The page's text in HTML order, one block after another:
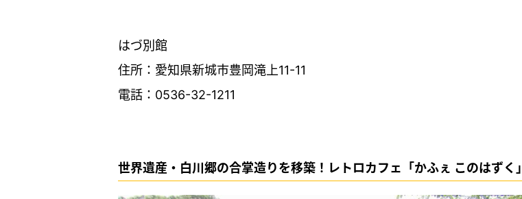
はづ別館
住所：愛知県新城市豊岡滝上11-11
電話：0536-32-1211
世界遺産・白川郷の合掌造りを移築！レトロカフェ「かふぇ このはずく」